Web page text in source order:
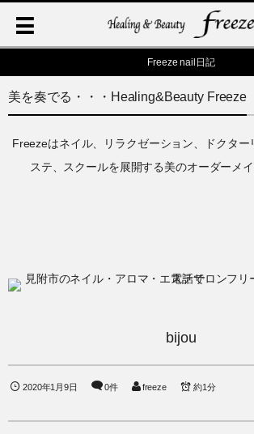
Freeze nail日記
美を奏でる・・・Healing&Beauty Freeze
Freezeはネイル、リラクゼーション、ドクター
ステ、スクールを展開する美のオーダーメイ
bijou
2020年1月9日 0件 freeze 約1分